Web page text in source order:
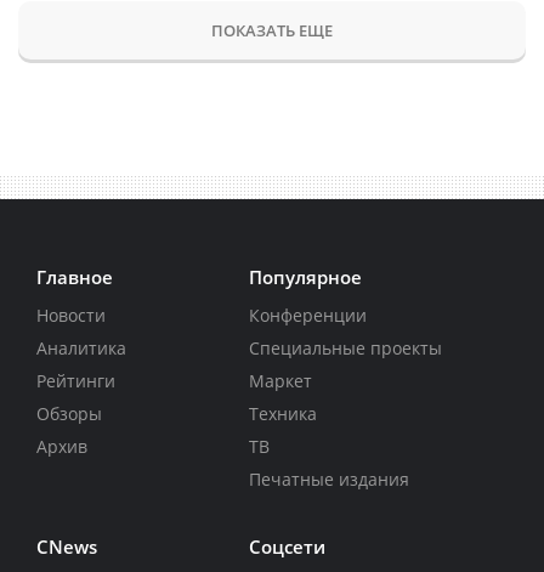
ПОКАЗАТЬ ЕЩЕ
Главное
Новости
Аналитика
Рейтинги
Обзоры
Архив
Популярное
Конференции
Специальные проекты
Маркет
Техника
ТВ
Печатные издания
CNews Соцсети